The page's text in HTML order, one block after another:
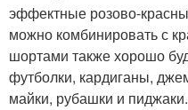
эффектные розово-
можно комбинировать с
шортами также хорошо
футболки, кардиганы,
майки, рубашки и пиджаки.